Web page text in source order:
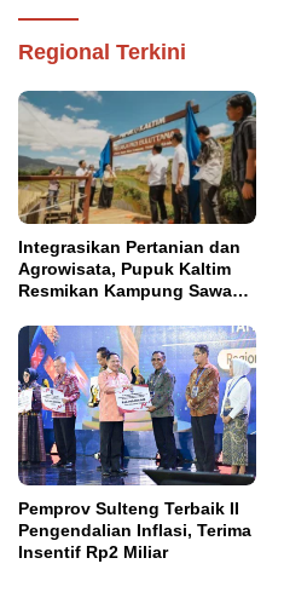
Regional Terkini
Integrasikan Pertanian dan
Agrowisata, Pupuk Kaltim
Resmikan Kampung Sawah
Pemprov Sulteng Terbaik II
Pengendalian Inflasi, Terima
Insentif Rp2 Miliar